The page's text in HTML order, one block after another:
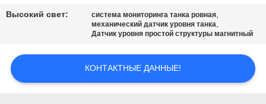
PRIVACY
Высокий свет: система мониторинга танка ровная,
механический датчик уровня танка,
Датчик уровня простой структуры магнитный
КОНТАКТНЫЕ ДАННЫЕ!